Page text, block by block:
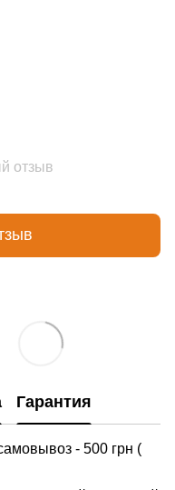
отзыв
Гарантия
- 500 грн (